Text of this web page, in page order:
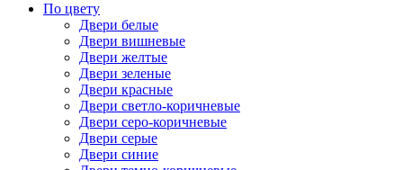
По цвету
Двери белые
Двери вишневые
Двери желтые
Двери зеленые
Двери красные
Двери светло-коричневые
Двери серо-коричневые
Двери серые
Двери синие